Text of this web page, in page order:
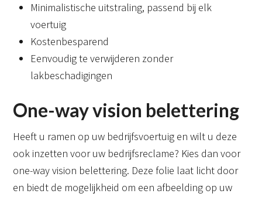
Minimalistische uitstraling, passend bij elk
voertuig
Kostenbesparend
Eenvoudig te verwijderen zonder
lakbeschadigingen
One-way vision belettering
Heeft u ramen op uw bedrijfsvoertuig en wilt u deze
ook inzetten voor uw bedrijfsreclame? Kies dan voor
one-way vision belettering. Deze folie laat licht door
en biedt de mogelijkheid om een afbeelding op uw